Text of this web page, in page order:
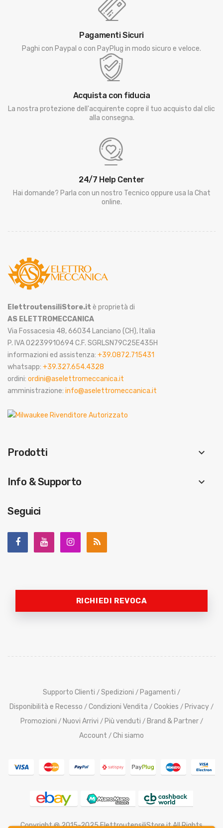
Pagamenti Sicuri
Paghi con Paypal o con PayPlug in modo sicuro e veloce.
Acquista con fiducia
La nostra protezione dell'acquirente copre il tuo acquisto dal clic
alla consegna.
24/7 Help Center
Hai domande? Parla con un nostro Tecnico oppure usa la Chat
online.
ElettroutensiliStore.it è proprietà di
AS ELETTROMECCANICA
Via Fossacesia 48, 66034 Lanciano (CH), Italia
P. IVA 02239910694 C.F. SGRLSN79C25E435H
informazioni ed assistenza: +39.0872.715431
whatsapp: +39.327.654.4328
ordini: ordini@aselettromeccanica.it
amministrazione: info@aselettromeccanica.it
Prodotti keyboard_arrow_down
Info & Supporto keyboard_arrow_down
Seguici
RICHIEDI REVOCA
Supporto Clienti / Spedizioni / Pagamenti /
Disponibilità e Recesso / Condizioni Vendita / Cookies / Privacy /
Promozioni / Nuovi Arrivi / Più venduti / Brand & Partner /
Account / Chi siamo
Copyright @ 2015-2025 ElettroutensiliStore.it All Rights